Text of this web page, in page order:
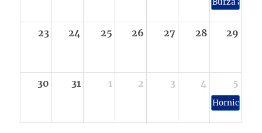
Burza a
23 24 25 26 27 28 29
30 31 1 2 3 4 5
Hornické